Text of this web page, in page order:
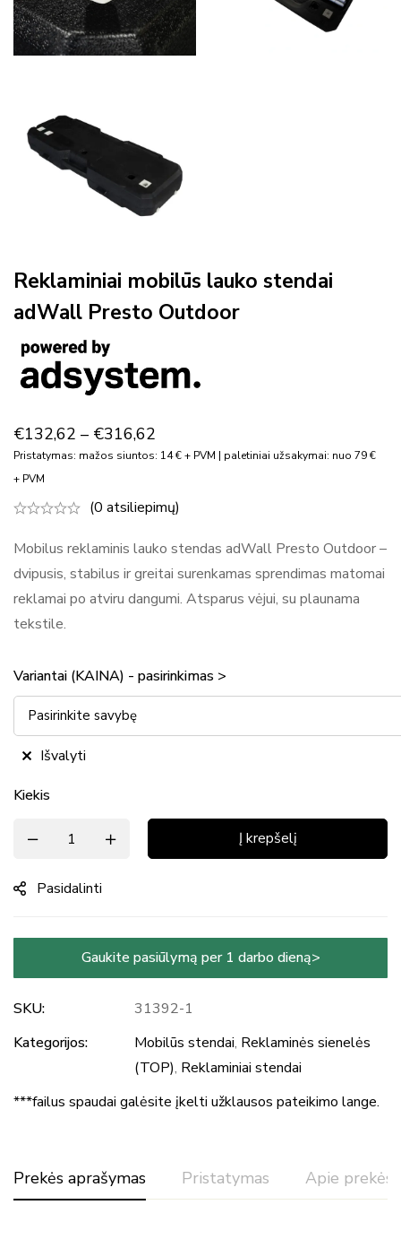
Reklaminiai mobilūs lauko stendai
adWall Presto Outdoor
€132,62 – €316,62
Pristatymas: mažos siuntos: 14 € + PVM | paletiniai užsakymai: nuo 79 €
+ PVM
(0 atsiliepimų)
Mobilus reklaminis lauko stendas adWall Presto Outdoor –
dvipusis, stabilus ir greitai surenkamas sprendimas matomai
reklamai po atviru dangumi. Atsparus vėjui, su plaunama
tekstile.
Variantai (KAINA) - pasirinkimas >
Išvalyti
Kiekis
Į krepšelį
Pasidalinti
Gaukite pasiūlymą per 1 darbo dieną>
SKU:
31392-1
Kategorijos:
Mobilūs stendai, Reklaminės sienelės
(TOP), Reklaminiai stendai
***failus spaudai galėsite įkelti užklausos pateikimo lange.
Prekės aprašymas Pristatymas Apie prekės